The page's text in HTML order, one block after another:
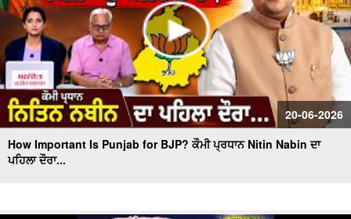
20-06-2026
How Important Is Punjab for BJP? ਕੌਮੀ ਪ੍ਰਧਾਨ Nitin Nabin ਦਾ
ਪਹਿਲਾ ਦੌਰਾ...